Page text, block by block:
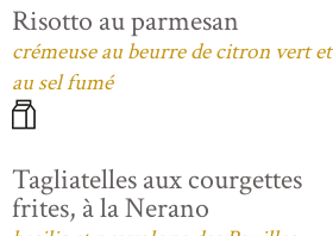
Risotto au parmesan
crémeuse au beurre de citron vert et
au sel fumé
Tagliatelles aux courgettes
frites, à la Nerano